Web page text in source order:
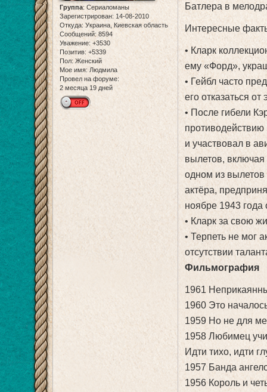
Группа: Сериаломаны
Зарегистрирован: 14-08-2010
Откуда: Украина, Киевская область
Сообщений: 8594
Уважение: +3530
Позитив: +5339
Пол: Женский
Мое имя: Людмила
Провел на форуме:
2 месяца 19 дней
Батлера в
Интересные
• Кларк
ему «Форд»,
• Гейбл часто
его отказаться
• После гибели
противодействию
и участвовал в
вылетов,
одном из вылетов
актёра,
ноябре 1943
• Кларк за свою
• Терпеть не мог
отсутствии
Фильмография
1961
1960 Это
1959 Но не для
1958 Любимец
Идти тихо, идти
1957 Банда
1956 Король и